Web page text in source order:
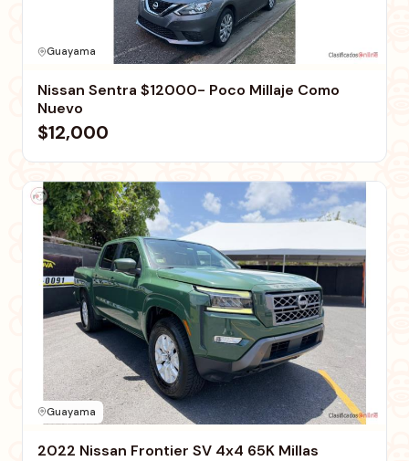
Guayama
Nissan Sentra $12000- Poco Millaje Como
Nuevo
$12,000
Guayama
2022 Nissan Frontier SV 4x4 65K Millas